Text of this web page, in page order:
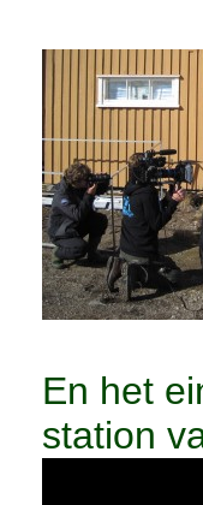
En het
station